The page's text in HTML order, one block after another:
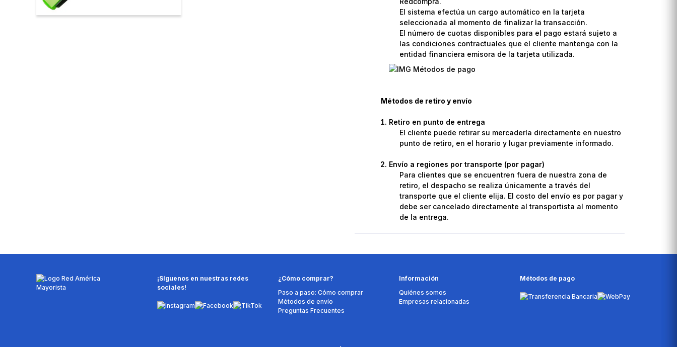
El sistema efectúa un cargo automático en la tarjeta
seleccionada al momento de finalizar la transacción.
El número de cuotas disponibles para el pago estará sujeto a
las condiciones contractuales que el cliente mantenga con la
entidad financiera emisora de la tarjeta utilizada.
Métodos de retiro y envío
Retiro en punto de entrega
El cliente puede retirar su mercadería directamente en nuestro
punto de retiro, en el horario y lugar previamente informado.
Envío a regiones por transporte (por pagar)
Para clientes que se encuentren fuera de nuestra zona de
retiro, el despacho se realiza únicamente a través del
transporte que el cliente elija. El costo del envío es por pagar y
debe ser cancelado directamente al transportista al momento
de la entrega.
¡Síguenos en nuestras redes
sociales!
¿Cómo comprar?
Paso a paso: Cómo comprar
Métodos de envío
Preguntas Frecuentes
Información
Quiénes somos
Empresas relacionadas
Métodos de pago